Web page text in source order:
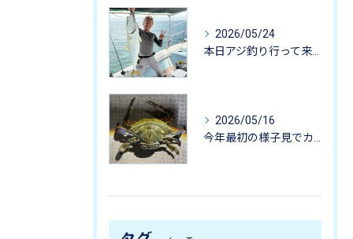
2026/05/24
2026/05/16